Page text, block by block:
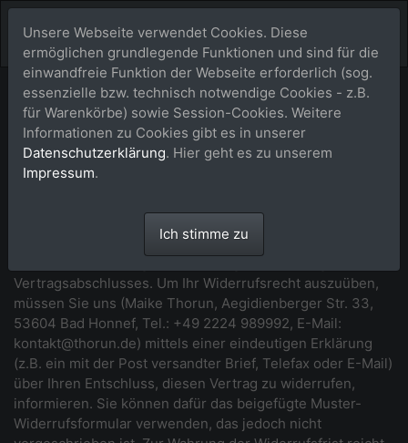
Widerrufsbelehrung
*** Beginn der Widerrufsbelehrung ***
von Gründen diesen Vertrag zu widerrufen. Die
Vertragsabschlusses. Um Ihr Widerrufsrecht auszuüben,
müssen Sie uns (Maike Thorun, Aegidienberger Str. 33,
53604 Bad Honnef, Tel.: +49 2224 989992, E-Mail:
kontakt@thorun.de) mittels einer eindeutigen Erklärung
(z.B. ein mit der Post versandter Brief, Telefax oder E-Mail)
über Ihren Entschluss, diesen Vertrag zu widerrufen,
informieren. Sie können dafür das beigefügte Muster-
Widerrufsformular verwenden, das jedoch nicht
Unsere Webseite verwendet Cookies. Diese
ermöglichen grundlegende Funktionen und sind für die
einwandfreie Funktion der Webseite erforderlich (sog.
essenzielle bzw. technisch notwendige Cookies - z.B.
für Warenkörbe) sowie Session-Cookies. Weitere
Informationen zu Cookies gibt es in unserer
Datenschutzerklärung. Hier geht es zu unserem
Impressum.
Ich stimme zu